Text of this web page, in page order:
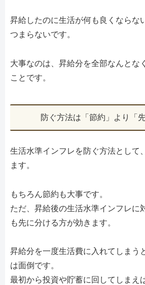
昇給したのに生活が何も良くならな
つまらないです。
大事なのは、昇給分を全部なんとな
ことです。
防ぐ方法は「節約」より「
生活水準インフレを防ぐ方法として
ます。
もちろん節約も大事です。
ただ、昇給後の生活水準インフレに
も先に分ける方が効きます。
昇給分を一度生活費に入れてしまう
は面倒です。
最初から投資や貯蓄に回してしまえ